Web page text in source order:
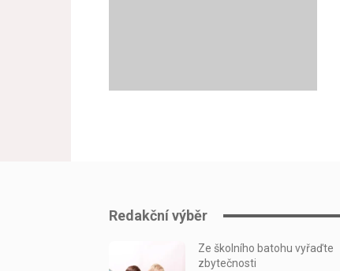
Redakční výběr
Ze školního batohu vyřaďte
zbytečnosti